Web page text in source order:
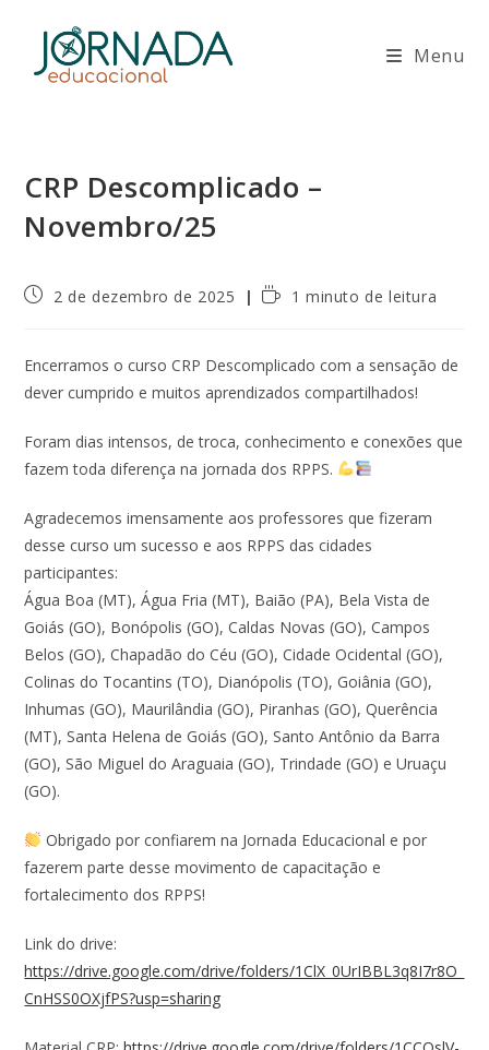
Menu
CRP Descomplicado –
Novembro/25
Post2 de dezembro de 2025
Tempo1 minuto de leitura
Encerramos o curso CRP Descomplicado com a sensação de
dever cumprido e muitos aprendizados compartilhados!
Foram dias intensos, de troca, conhecimento e conexões que
fazem toda diferença na jornada dos RPPS.
Agradecemos imensamente aos professores que fizeram
desse curso um sucesso e aos RPPS das cidades
participantes:
Água Boa (MT), Água Fria (MT), Baião (PA), Bela Vista de
Goiás (GO), Bonópolis (GO), Caldas Novas (GO), Campos
Belos (GO), Chapadão do Céu (GO), Cidade Ocidental (GO),
Colinas do Tocantins (TO), Dianópolis (TO), Goiânia (GO),
Inhumas (GO), Maurilândia (GO), Piranhas (GO), Querência
(MT), Santa Helena de Goiás (GO), Santo Antônio da Barra
(GO), São Miguel do Araguaia (GO), Trindade (GO) e Uruaçu
(GO).
Obrigado por confiarem na Jornada Educacional e por
fazerem parte desse movimento de capacitação e
fortalecimento dos RPPS!
Link do drive:
https://drive.google.com/drive/folders/1ClX_0UrIBBL3q8I7r8O_
CnHSS0OXjfPS?usp=sharing